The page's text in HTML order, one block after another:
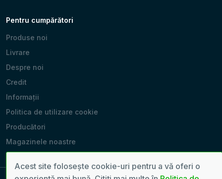
Pentru cumpărători
Produse noi
Livrare
Despre noi
Credit
Informații
Politica de utilizare cookie
Producători
Magazinele noastre
Acest site folosește cookie-uri pentru a vă oferi o